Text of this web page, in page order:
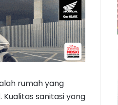
rumah yang
sanitasi yang